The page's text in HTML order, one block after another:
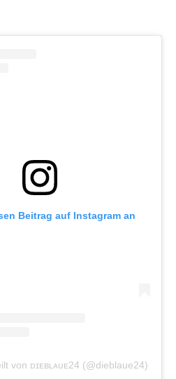
Beitrag auf Instagram an
von ᴅɪᴇʙʟᴀᴜᴇ24 (@dieblaue24)